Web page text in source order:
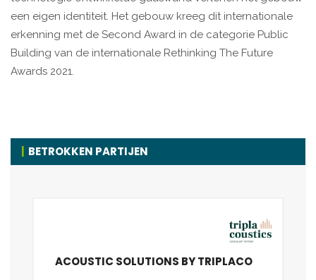
een eigen identiteit. Het gebouw kreeg dit internationale
erkenning met de Second Award in de categorie Public
Building van de internationale Rethinking The Future
Awards 2021.
BETROKKEN PARTIJEN
ACOUSTIC SOLUTIONS BY TRIPLACO